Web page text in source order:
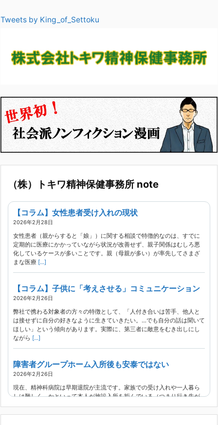
Tweets by King_of_Settoku
（株）トキワ精神保健事務所 note
【コラム】女性患者受け入れの現状
2026年2月28日
女性患者（親からすると「娘」）に関する相談で特徴的なのは、すでに
定期的に医療にかかっていながら状況が改善せず、親子関係はむしろ悪
化しているケースが多いことです。親（母親が多い）が率先してさまざ
まな医療 [...]
【コラム】子供に「考えさせる」コミュニケーション
2026年2月26日
弊社で携わる対象者の方々の特徴として、「人付き合いは苦手、他人と
は接せずに自分の好きなように生きていきたい。…でも自分の話は聞いて
ほしい」という傾向があります。実際に、第三者に敵意をむき出しにし
ながら [...]
障害者グループホーム入所後も安泰ではない
2026年2月26日
現在、精神科病院は早期退院が主流です。家族での受け入れや一人暮ら
しは難しく、かといって本人が施設入所を拒んでいる（つまり行き先が
困ってし[...]